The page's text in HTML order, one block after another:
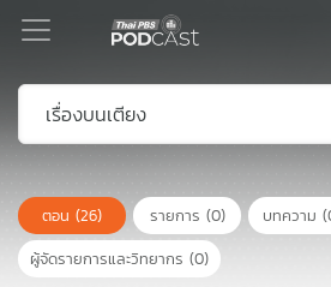
Podcast
เพล
ย์
ลิ
ตอน (26) รายการ (0) บทความ
ผู้จัดรายการและวิทยากร (0)